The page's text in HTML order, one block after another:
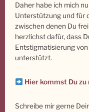
Daher habe ich mich
Unterstützung und für
zwischen denen Du
herzlichst dafür, dass
Entstigmatisierung
unterstützt.
Hier kommst Du
Schreibe mir gerne